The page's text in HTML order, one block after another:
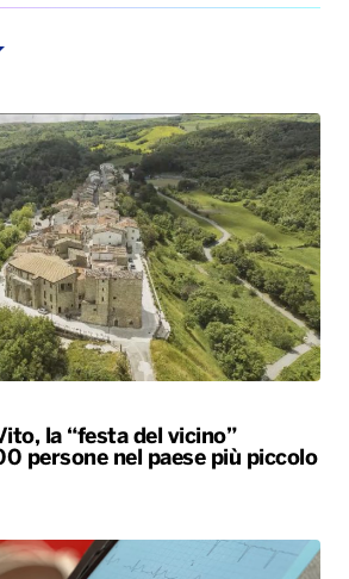
la “festa del vicino”
persone nel paese più piccolo